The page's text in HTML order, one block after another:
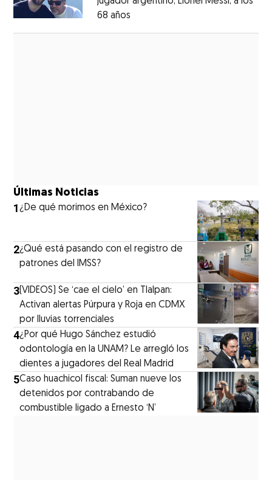
68 años
Últimas Noticias
1¿De qué morimos en México?
2¿Qué está pasando con el registro de
patrones del IMSS?
3(VIDEOS) Se ‘cae el cielo’ en Tlalpan:
Activan alertas Púrpura y Roja en CDMX
por lluvias torrenciales
4¿Por qué Hugo Sánchez estudió
odontología en la UNAM? Le arregló los
dientes a jugadores del Real Madrid
5Caso huachicol fiscal: Suman nueve los
detenidos por contrabando de
combustible ligado a Ernesto ‘N’